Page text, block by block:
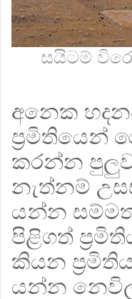
සයිටම්
අනෙක
ප්‍රමිතියෙන්
කරන්න
නැත්නම්
යන්න
පිළිගත්
කියන
යන්න නෙවිල්